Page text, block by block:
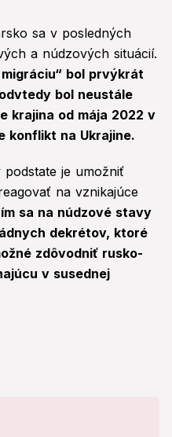
sa v posledných
a núdzových situácií.
bol prvýkrát
bol neustále
krajina od mája 2022 v
konflikt na Ukrajine.
je umožniť
na vznikajúce
sa na núdzové stavy
dekrétov, ktoré
zdôvodniť rusko-
v susednej